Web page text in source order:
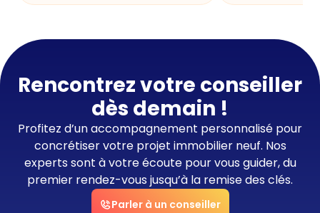
Rencontrez votre conseiller
dès demain !
Profitez d’un accompagnement personnalisé pour
concrétiser votre projet immobilier neuf. Nos
experts sont à votre écoute pour vous guider, du
premier rendez-vous jusqu’à la remise des clés.
Parler à un conseiller